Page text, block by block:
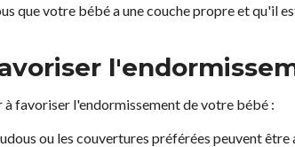
que votre bébé a une couche propre et qu'il
favoriser l'endormissement de votre bébé :
ou les couvertures préférées peuvent